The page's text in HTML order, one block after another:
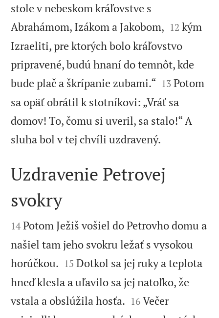
stole v nebeskom kráľovstve s
Abrahámom, Izákom a Jakobom, 

12 kým
Izraeliti, pre ktorých bolo kráľovstvo
pripravené, budú hnaní do temnôt, kde
bude plač a škrípanie zubami.“ 

13 Potom
sa opäť obrátil k stotníkovi: „Vráť sa
domov! To, čomu si uveril, sa stalo!“ A
sluha bol v tej chvíli uzdravený.

Uzdravenie Petrovej
svokry

14 Potom Ježiš vošiel do Petrovho domu a
našiel tam jeho svokru ležať s vysokou
horúčkou. 

15 Dotkol sa jej ruky a teplota
hneď klesla a uľavilo sa jej natoľko, že
vstala a obslúžila hosťa. 

16 Večer